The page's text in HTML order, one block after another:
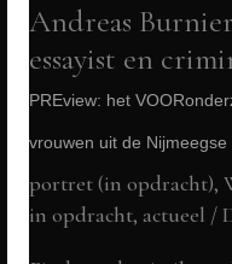
Andreas
essayist en
PREview: het
vrouwen uit de Nijmeegse
portret (in opdracht),
in opdracht, actueel /